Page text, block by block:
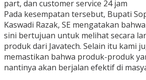
part, dan customer service 24 jam
Pada kesempatan tersebut, Bupati
Kaswadi Razak, SE mengatakan
sini bertujuan untuk melihat secara
produk dari Javatech. Selain itu kami
memastikan bahwa produk-produk
nantinya akan berjalan efektif di